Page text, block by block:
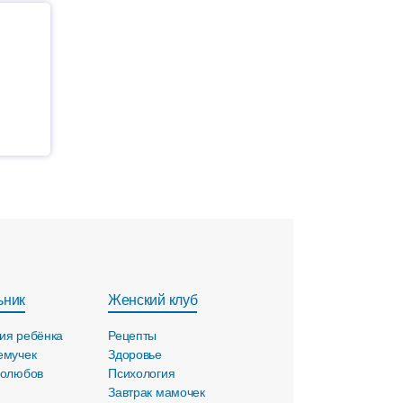
ребёнка
Женский клуб
Рецепты
Здоровье
Психология
Завтрак мамочек